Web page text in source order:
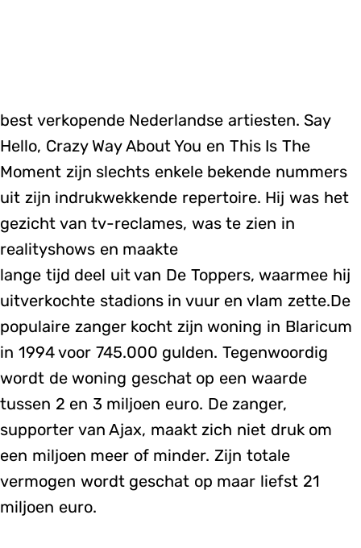
best verkopende Nederlandse artiesten. Say
Hello, Crazy Way About You en This Is The
Moment zijn slechts enkele bekende nummers
uit zijn indrukwekkende repertoire. Hij was het
gezicht van tv-reclames, was te zien in
realityshows en maakte
lange tijd deel uit van De Toppers, waarmee hij
uitverkochte stadions in vuur en vlam zette.De
populaire zanger kocht zijn woning in Blaricum
in 1994 voor 745.000 gulden. Tegenwoordig
wordt de woning geschat op een waarde
tussen 2 en 3 miljoen euro. De zanger,
supporter van Ajax, maakt zich niet druk om
een miljoen meer of minder. Zijn totale
vermogen wordt geschat op maar liefst 21
miljoen euro.